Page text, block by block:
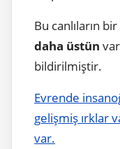
Bu canlıların
daha üstün
bildirilmiştir.
Evrende
gelişmiş ırklar
var.